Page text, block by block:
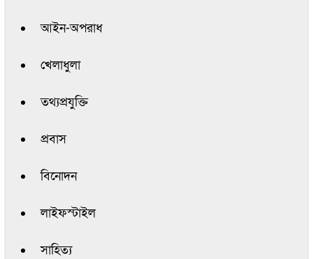
আইন-অপরাধ
খেলাধুলা
তথ্যপ্রযুক্তি
প্রবাস
বিনোদন
লাইফস্টাইল
সাহিত্য